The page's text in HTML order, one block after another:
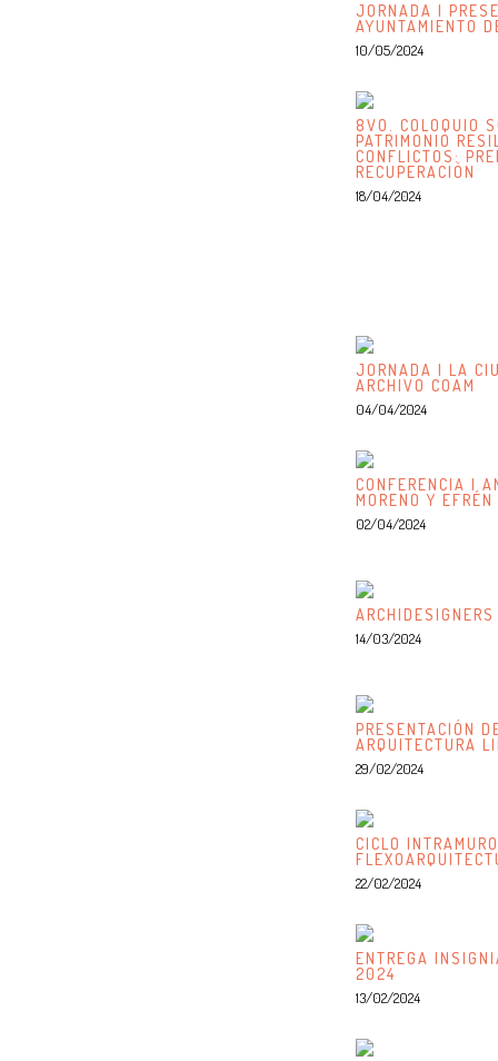
JORNADA |
AYUNTAMIENTO
10/05/2024
8VO. COLOQUIO
PATRIMONIO
CONFLICTOS:
RECUPERACIÓN
18/04/2024
JORNADA | LA
ARCHIVO COAM
04/04/2024
CONFERENCIA |
MORENO Y
02/04/2024
ARCHIDESIGNERS
14/03/2024
PRESENTACIÓN
ARQUITECTURA
29/02/2024
CICLO
22/02/2024
ENTREGA
2024
13/02/2024